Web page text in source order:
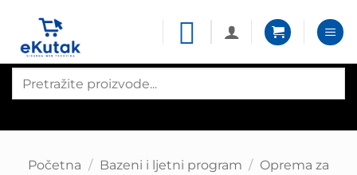
content
search
Početna / Bazeni i ljetni program / Oprema za